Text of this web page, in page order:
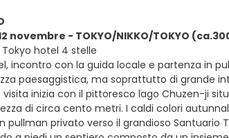
novembre - TOKYO/NIKKO/TOKYO
hotel 4 stelle
incontro con la guida locale e partenza in
paesaggistica, ma soprattutto di grande
visita inizia con il pittoresco lago Chuzen-ji
di circa cento metri. I caldi colori
privato verso il grandioso Santuario